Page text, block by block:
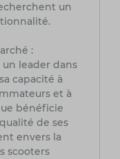
un
:
leader dans
capacité à
et à
bénéficie
de ses
envers la
scooters